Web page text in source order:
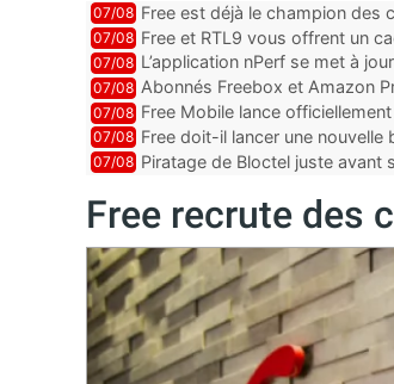
07/08 Free est déjà le champion des
encore au moin...
07/08 Free et RTL9 vous offrent un
l’obtenir
07/08 L’application nPerf se met à
Mobile, Orange, SFR ...
07/08 Abonnés Freebox et Amazon
07/08 Free Mobile lance
des promos et des cadeaux
07/08 Free doit-il lancer une nouvelle
07/08 Piratage de Bloctel juste avant
Free recrute des